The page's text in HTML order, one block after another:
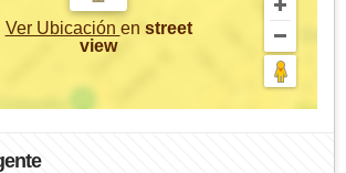
Ver Ubicación en street
view